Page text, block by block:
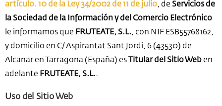
artículo. 10 de la Ley 34/2002 de 11 de julio, de Servicios de
la Sociedad de la Información y del Comercio Electrónico
le informamos que FRUTEATE, S.L., con NIF ESB55768162,
y domicilio en C/ Aspirantat Sant Jordi, 6 (43530) de
Alcanar en Tarragona (España) es
Titular del Sitio Web en
adelante FRUTEATE, S.L..
Uso del Sitio Web